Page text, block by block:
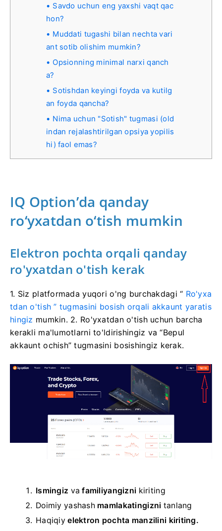
Savdo uchun eng yaxshi vaqt qac
hon?
Muddati tugashi bilan nechta vari
ant sotib olishim mumkin?
Opsionning minimal narxi qanch
a?
Sotishdan keyingi foyda va kutilg
an foyda qancha?
Nima uchun "Sotish" tugmasi (old
indan rejalashtirilgan opsiya yopilis
hi) faol emas?
IQ Option’da qanday
ro‘yxatdan o‘tish mumkin
Elektron pochta orqali qanday
ro'yxatdan o'tish kerak
1. Siz platformadayuqori o'ng burchakdagi “ Ro'yxa
tdan o'tish ” tugmasini bosish orqali akkaunt yaratis
hingiz mumkin. 2. Ro'yxatdan o'tish uchun barcha
kerakli ma'lumotlarni to'ldirishingiz va “Bepul
akkaunt ochish” tugmasini bosishingiz kerak.
Ismingiz vafamiliyangizni kiriting
Doimiy yashash mamlakatingizni tanlang
Haqiqiyelektron pochta manzilini kiriting.